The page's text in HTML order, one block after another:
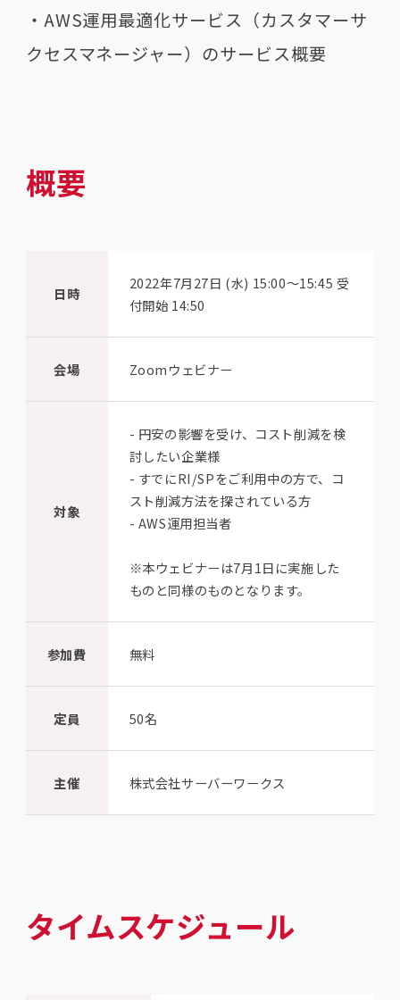
・AWS運用最適化サービス（カスタマーサ
クセスマネージャー）のサービス概要
概要
日時
2022年7月27日 (水) 15:00〜15:45 受
付開始 14:50
会場 Zoomウェビナー
対象
- 円安の影響を受け、コスト削減を検
討したい企業様
- すでにRI/SPをご利用中の方で、コ
スト削減方法を探されている方
- AWS運用担当者
※本ウェビナーは7月1日に実施した
ものと同様のものとなります。
参加費 無料
定員 50名
主催 株式会社サーバーワークス
タイムスケジュール